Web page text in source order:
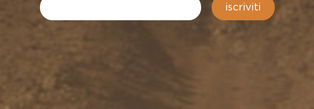
iscriviti